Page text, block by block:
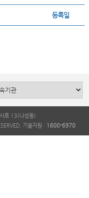
등록일
로 13(나성동)
기술지원 : 1600-6970